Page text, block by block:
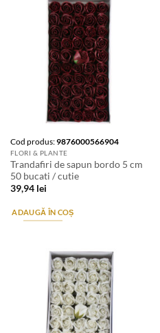
Cod produs:9876000566904
FLORI & PLANTE
Trandafiri de sapun bordo 5 cm
50 bucati / cutie
39,94 lei
ADAUGĂ ÎN COȘ